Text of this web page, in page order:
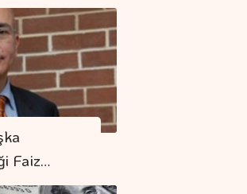
Faiz…